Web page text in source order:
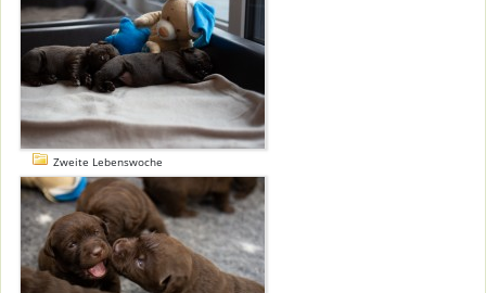
Zweite Lebenswoche